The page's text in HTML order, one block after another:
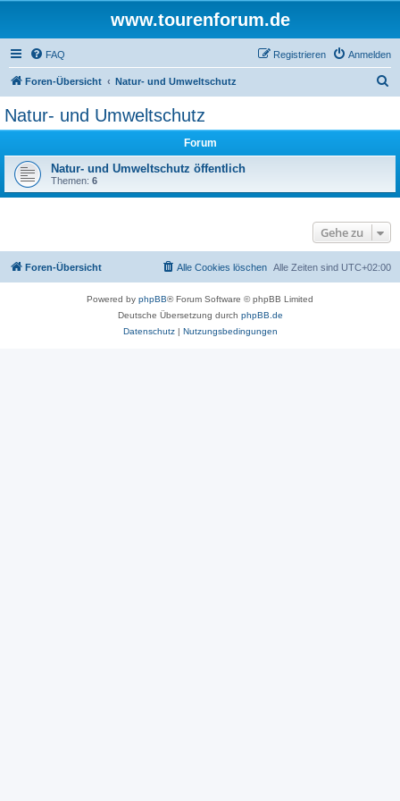
www.tourenforum.de
FAQ Anmelden
Registrieren
Foren-Übersicht Natur- und Umweltschutz
Natur- und Umweltschutz
Forum
Natur- und Umweltschutz öffentlich
Themen: 6
Gehe zu
Foren-Übersicht Alle Zeiten sind UTC+02:00
Alle Cookies löschen
Powered by phpBB® Forum Software © phpBB Limited
Deutsche Übersetzung durch phpBB.de
Datenschutz| Nutzungsbedingungen